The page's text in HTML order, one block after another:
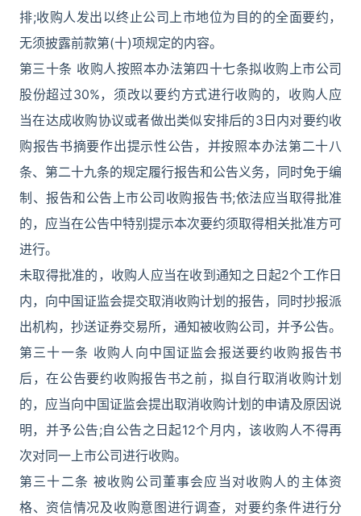
排;收购人发出以终止公司上市地位为目的的全面要约，
无须披露前款第(十)项规定的内容。
第三十条 收购人按照本办法第四十七条拟收购上市公司
股份超过30%，须改以要约方式进行收购的，收购人应
当在达成收购协议或者做出类似安排后的3日内对要约收
购报告书摘要作出提示性公告，并按照本办法第二十八
条、第二十九条的规定履行报告和公告义务，同时免于编
制、报告和公告上市公司收购报告书;依法应当取得批准
的，应当在公告中特别提示本次要约须取得相关批准方可
进行。
未取得批准的，收购人应当在收到通知之日起2个工作日
内，向中国证监会提交取消收购计划的报告，同时抄报派
出机构，抄送证券交易所，通知被收购公司，并予公告。
第三十一条 收购人向中国证监会报送要约收购报告书
后，在公告要约收购报告书之前，拟自行取消收购计划
的，应当向中国证监会提出取消收购计划的申请及原因说
明，并予公告;自公告之日起12个月内，该收购人不得再
次对同一上市公司进行收购。
第三十二条 被收购公司董事会应当对收购人的主体资
格、资信情况及收购意图进行调查，对要约条件进行分